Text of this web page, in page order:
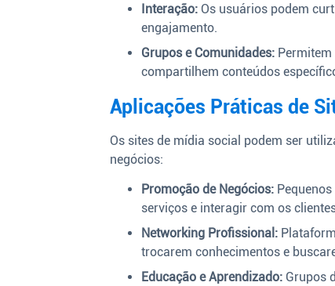
Interação: Os usuários podem
engajamento.
Grupos e Comunidades:
compartilhem conteúdos
Aplicações Práticas de
Os sites de mídia social podem ser
negócios:
Promoção de Negócios:
serviços e interagir com os
Networking Profissional:
trocarem conhecimentos e
Educação e Aprendizado: Grupos